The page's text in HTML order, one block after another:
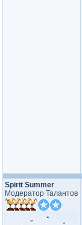
Spirit Summer
Модератор Талантов